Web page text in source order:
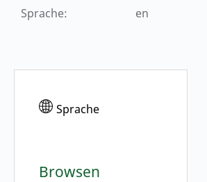
Sprache: en
Sprache
Browsen